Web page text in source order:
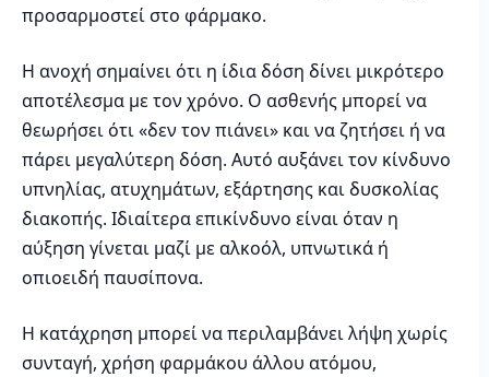
προσαρμοστεί στο φάρμακο.
Η ανοχή σημαίνει ότι η ίδια δόση δίνει μικρότερο
αποτέλεσμα με τον χρόνο. Ο ασθενής μπορεί να
θεωρήσει ότι «δεν τον πιάνει» και να ζητήσει ή να
πάρει μεγαλύτερη δόση. Αυτό αυξάνει τον κίνδυνο
υπνηλίας, ατυχημάτων, εξάρτησης και δυσκολίας
διακοπής. Ιδιαίτερα επικίνδυνο είναι όταν η
αύξηση γίνεται μαζί με αλκοόλ, υπνωτικά ή
οπιοειδή παυσίπονα.
Η κατάχρηση μπορεί να περιλαμβάνει λήψη χωρίς
συνταγή, χρήση φαρμάκου άλλου ατόμου,